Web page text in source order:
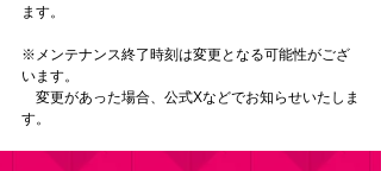
ます。
※メンテナンス終了時刻は変更となる可能性がござ
います。
変更があった場合、公式Xなどでお知らせいたしま
す。